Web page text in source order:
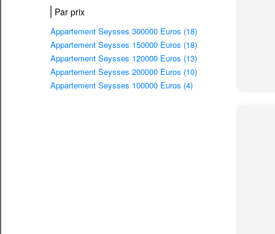
Par prix
Appartement Seysses 300000 Euros (18)
Appartement Seysses 150000 Euros (18)
Appartement Seysses 120000 Euros (13)
Appartement Seysses 200000 Euros (10)
Appartement Seysses 100000 Euros (4)